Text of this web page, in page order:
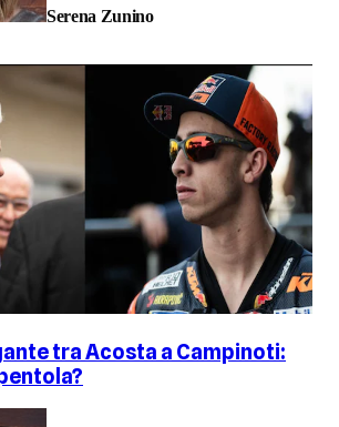
Serena Zunino
tra Acosta a Campinoti: